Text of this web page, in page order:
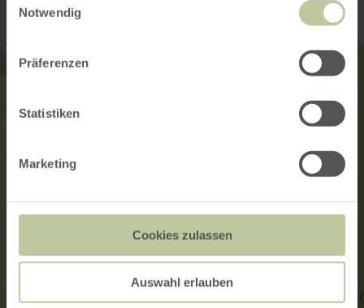
Notwendig
Präferenzen
Statistiken
Marketing
Cookies zulassen
Auswahl erlauben